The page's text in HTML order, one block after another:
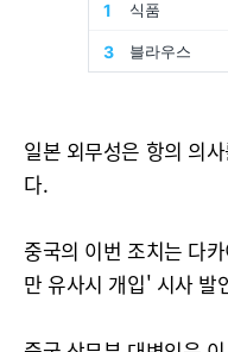
일본 외무성은 항의 의
다.
중국의 이번 조치는 다
만 유사시 개입' 시사 발